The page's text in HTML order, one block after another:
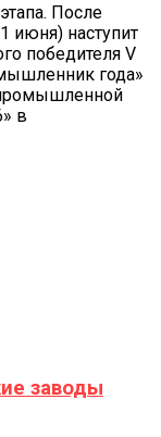
После
июня) наступит
победителя V
года»
в
заводы